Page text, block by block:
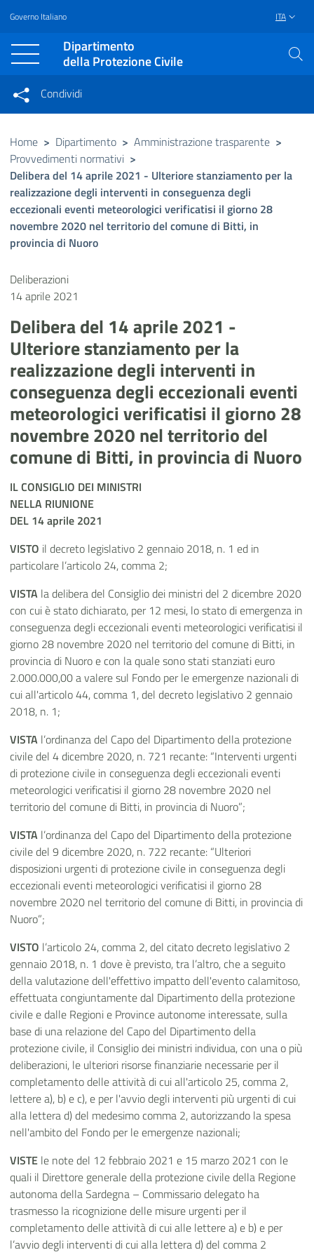
Vai al contenuto principale
Raggiungi il piè di pagina
Governo Italiano ITA
Dipartimento
della Protezione Civile
Condividi su Facebook
Condividi su Twitter
Condividi su LinkedIn
Condividi
Condividi sui social network
Home > Dipartimento > Amministrazione trasparente >
Provvedimenti normativi >
Delibera del 14 aprile 2021 - Ulteriore stanziamento per la
realizzazione degli interventi in conseguenza degli
eccezionali eventi meteorologici verificatisi il giorno 28
novembre 2020 nel territorio del comune di Bitti, in
provincia di Nuoro
Deliberazioni
14 aprile 2021
Delibera del 14 aprile 2021 -
Ulteriore stanziamento per la
realizzazione degli interventi in
conseguenza degli eccezionali eventi
meteorologici verificatisi il giorno 28
novembre 2020 nel territorio del
comune di Bitti, in provincia di Nuoro
IL CONSIGLIO DEI MINISTRI
NELLA RIUNIONE
DEL 14 aprile 2021
VISTO il decreto legislativo 2 gennaio 2018, n. 1 ed in
particolare l’articolo 24, comma 2;
VISTA la delibera del Consiglio dei ministri del 2 dicembre 2020
con cui è stato dichiarato, per 12 mesi, lo stato di emergenza in
conseguenza degli eccezionali eventi meteorologici verificatisi il
giorno 28 novembre 2020 nel territorio del comune di Bitti, in
provincia di Nuoro e con la quale sono stati stanziati euro
2.000.000,00 a valere sul Fondo per le emergenze nazionali di
cui all'articolo 44, comma 1, del decreto legislativo 2 gennaio
2018, n. 1;
VISTA l’ordinanza del Capo del Dipartimento della protezione
civile del 4 dicembre 2020, n. 721 recante: “Interventi urgenti
di protezione civile in conseguenza degli eccezionali eventi
meteorologici verificatisi il giorno 28 novembre 2020 nel
territorio del comune di Bitti, in provincia di Nuoro”;
VISTA l’ordinanza del Capo del Dipartimento della protezione
civile del 9 dicembre 2020, n. 722 recante: “Ulteriori
disposizioni urgenti di protezione civile in conseguenza degli
eccezionali eventi meteorologici verificatisi il giorno 28
novembre 2020 nel territorio del comune di Bitti, in provincia di
Nuoro”;
VISTO l’articolo 24, comma 2, del citato decreto legislativo 2
gennaio 2018, n. 1 dove è previsto, tra l’altro, che a seguito
della valutazione dell'effettivo impatto dell'evento calamitoso,
effettuata congiuntamente dal Dipartimento della protezione
civile e dalle Regioni e Province autonome interessate, sulla
base di una relazione del Capo del Dipartimento della
protezione civile, il Consiglio dei ministri individua, con una o più
deliberazioni, le ulteriori risorse finanziarie necessarie per il
completamento delle attività di cui all'articolo 25, comma 2,
lettere a), b) e c), e per l'avvio degli interventi più urgenti di cui
alla lettera d) del medesimo comma 2, autorizzando la spesa
nell'ambito del Fondo per le emergenze nazionali;
VISTE le note del 12 febbraio 2021 e 15 marzo 2021 con le
quali il Direttore generale della protezione civile della Regione
autonoma della Sardegna – Commissario delegato ha
trasmesso la ricognizione delle misure urgenti per il
completamento delle attività di cui alle lettere a) e b) e per
l’avvio degli interventi di cui alla lettera d) del comma 2